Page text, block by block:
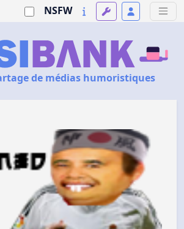
NSFW
de médias humoristiques